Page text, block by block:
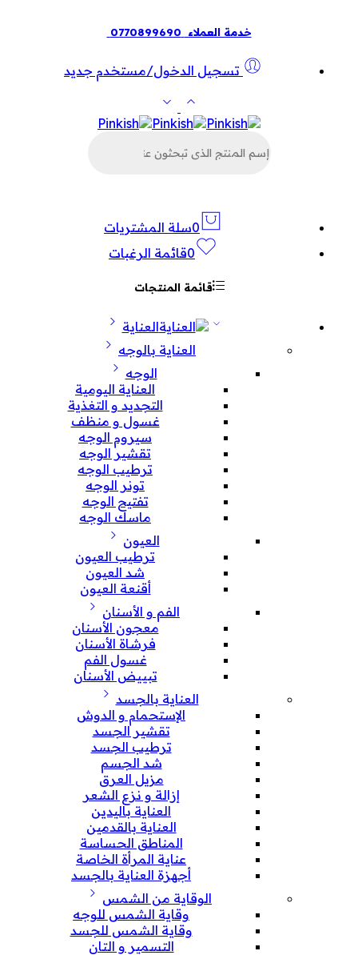
خدمة العملاء 0770899690
تسجيل الدخول/مستخدم جديد
عن
0سلة المشتريات
0قائمة الرغبات
قائمة المنتجات
العناية
العناية بالوجه
الوجه
العناية اليومية
التجديد و التغذية
غسول و منظف
سيروم الوجه
تقشير الوجه
ترطيب الوجه
تونر الوجه
تفتيح الوجه
ماسك الوجه
العيون
ترطيب العيون
شد العيون
أقنعة العيون
الفم و الأسنان
معجون الأسنان
فرشاة الأسنان
غسول الفم
تبييض الأسنان
العناية بالجسد
الإستحمام و الدوش
تقشير الجسد
ترطيب الجسد
شد الجسم
مزيل العرق
إزالة و نزع الشعر
العناية باليدين
العناية بالقدمين
المناطق الحساسة
عناية المرأة الخاصة
أجهزة العناية بالجسد
الوقاية من الشمس
وقاية الشمس للوجه
وقاية الشمس للجسد
التسمير و التان